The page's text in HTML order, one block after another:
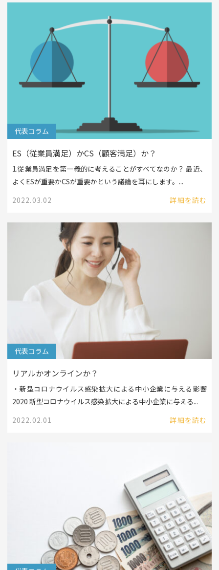
代表コラム
ES（従業員満足）かCS（顧客満足）か？
1.従業員満足を第一義的に考えることがすべてなのか？ 最近、
よくESが重要かCSが重要かという議論を耳にします。...
2022.03.02
詳細を読む
代表コラム
リアルかオンラインか？
・新型コロナウイルス感染拡大による中小企業に与える影響
2020 新型コロナウイルス感染拡大による中小企業に与える...
2022.02.01
詳細を読む